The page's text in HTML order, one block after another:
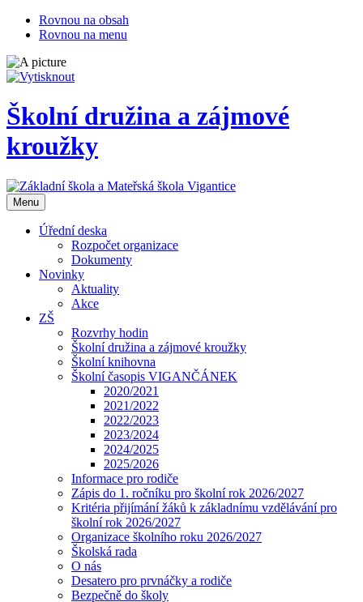
Rovnou na obsah
Rovnou na menu
Školní družina a zájmové
kroužky
Otevřit
navigaci
Menu
Úřední deska
Rozpočet organizace
Dokumenty
Novinky
Aktuality
Akce
ZŠ
Rozvrhy hodin
Školní družina a zájmové kroužky
Školní knihovna
Školní časopis VIGANČÁNEK
2020/2021
2021/2022
2022/2023
2023/2024
2024/2025
2025/2026
Informace pro rodiče
Zápis do 1. ročníku pro školní rok 2026/2027
Kritéria přijímání žáků k základnímu vzdělávání pro
školní rok 2026/2027
Organizace školního roku 2026/2027
Školská rada
O nás
Desatero pro prvnáčky a rodiče
Bezpečně do školy